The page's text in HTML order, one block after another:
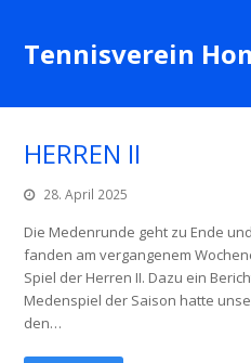
Tennisverein
HERREN II
28. April 2025
Die Medenrunde geht zu Ende
fanden am vergangenem
Spiel der Herren II. Dazu ein
Medenspiel der Saison hatte
den…